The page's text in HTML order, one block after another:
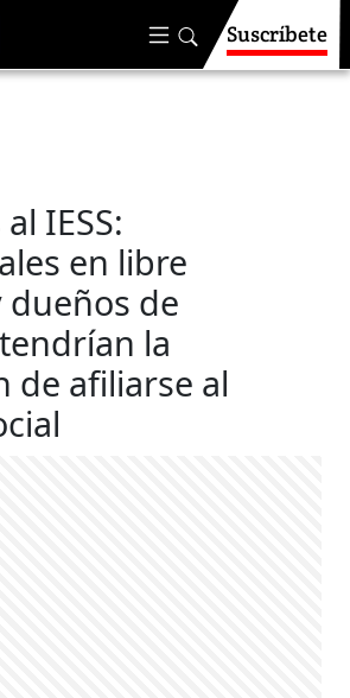
Suscríbete
IESS:
en libre
dueños de
la
de afiliarse al